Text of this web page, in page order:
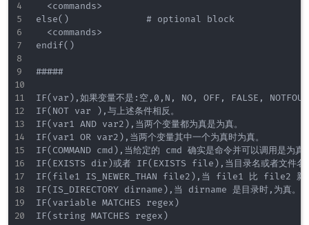
  <commands>
else()              # optional block
  <commands>
endif()
#####
IF(var),如果变量不是:空,0,N, NO, OFF, FALSE,
IF(NOT var ),与上述条件相反。
IF(var1 AND var2),当两个变量都为真是为真。
IF(var1 OR var2),当两个变量其中一个为真时为真。
IF(COMMAND cmd),当给定的 cmd 确实是命令并可以调用是为真
IF(EXISTS dir)或者 IF(EXISTS file),当目录名或者文件名
IF(file1 IS_NEWER_THAN file2),当 file1 比 file2 新,或
IF(IS_DIRECTORY dirname),当 dirname 是目录时,为真。
IF(variable MATCHES regex)